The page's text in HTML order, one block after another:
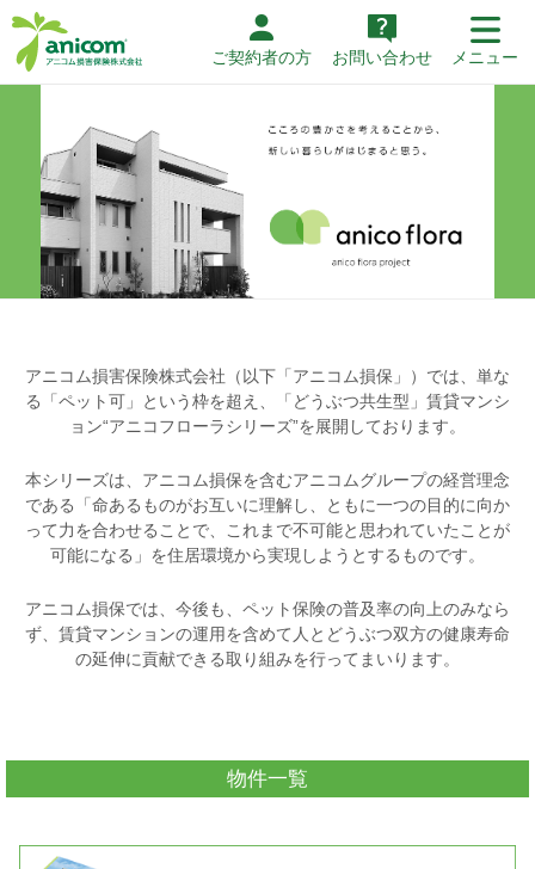
ご契約者の方 お問い合わせ メニュー
アニコム損害保険株式会社（以下「アニコム損保」）では、単な
る「ペット可」という枠を超え、
「どうぶつ共生型」賃貸マンシ
ョン“アニコフローラシリーズ”を展開しております。
本シリーズは、アニコム損保を含むアニコムグループの経営理念
である
「命あるものがお互いに理解し、ともに一つの目的に向か
って力を合わせることで、
これまで不可能と思われていたことが
可能になる」を住居環境から実現しようとするものです。
アニコム損保では、今後も、ペット保険の普及率の向上のみなら
ず、 賃貸マンションの運用を含めて人とどうぶつ双方の健康寿命
の延伸に貢献できる取り組みを行ってまいります。
物件一覧